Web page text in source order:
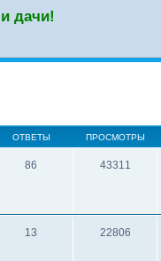
дачи!
ОТВЕТЫ ПРОСМОТРЫ
86 43311
13 22806